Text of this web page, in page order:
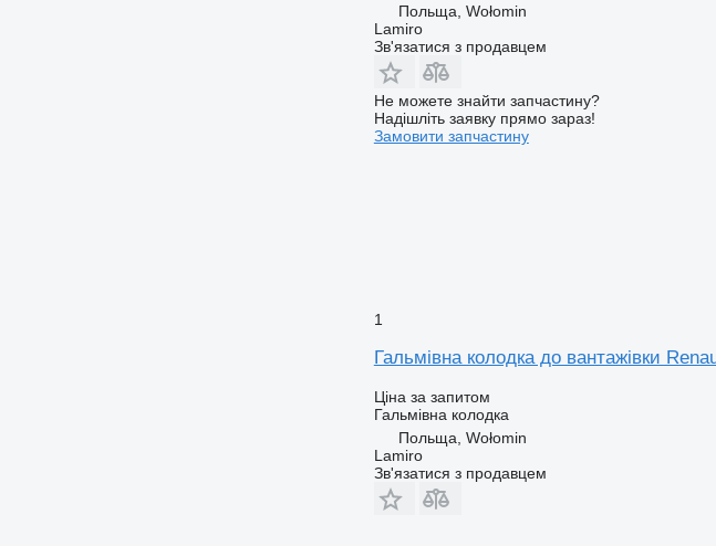
Польща, Wołomin
Lamiro
Зв'язатися з продавцем
Не можете знайти запчастину?
Надішліть заявку прямо зараз!
Замовити запчастину
1
Гальмівна колодка до вантажівки
Ціна за запитом
Гальмівна колодка
Польща, Wołomin
Lamiro
Зв'язатися з продавцем